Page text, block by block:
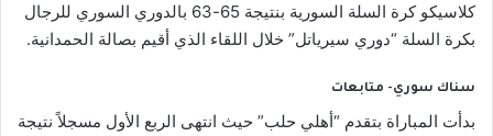
كلاسيكو كرة السلة السورية بنتيجة 65-63 بالدوري السوري للرجال
بكرة السلة “دوري سيرياتل” خلال اللقاء الذي أقيم بصالة الحمدانية.
سناك سوري- متابعات
بدأت المباراة بتقدم “أهلي حلب” حيث انتهى الربع الأول مسجلاً نتيجة